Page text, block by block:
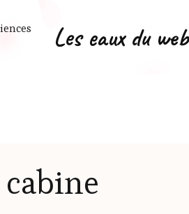
Les eaux du web
cabine